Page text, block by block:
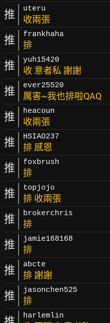
推 uteru
收兩張
推 frankhaha
排
推 yuh15420
收 意者私 謝謝
推 ever25520
厲害~我也排啦QAQ
推 heacoun
收兩張
推 HSIAO237
排 感恩
推 foxbrush
排
推 topjojo
排 收兩張
推 brokerchris
排
推 jamie168168
排
推 abcte
排 謝謝
推 jasonchen525
排
harlemlin